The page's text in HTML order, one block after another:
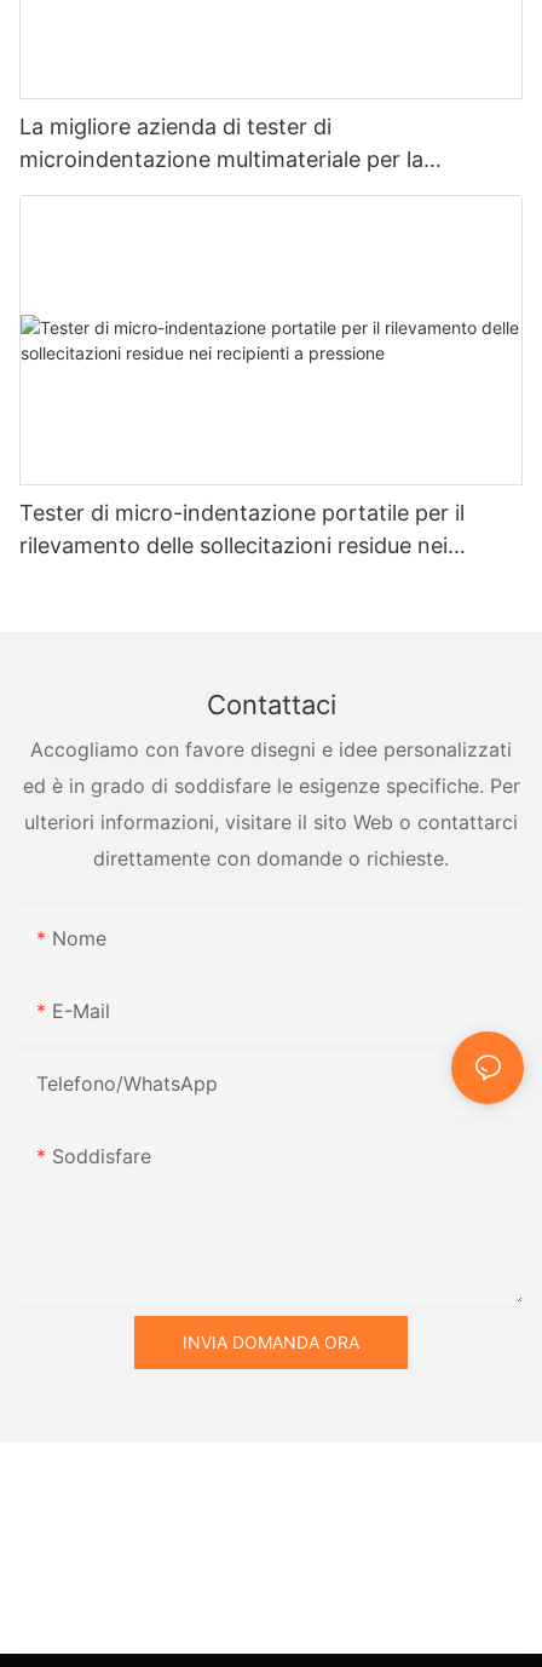
La migliore azienda di tester di
microindentazione multimateriale per la
misurazione della resistenza e dello stress -
Tester di micro-indentazione portatile per il
rilevamento delle sollecitazioni residue nei
Contattaci
Accogliamo con favore disegni e idee personalizzati
ed è in grado di soddisfare le esigenze specifiche. Per
ulteriori informazioni, visitare il sito Web o contattarci
direttamente con domande o richieste.
Nome
E-Mail
Telefono/WhatsApp
Soddisfare
INVIA DOMANDA ORA